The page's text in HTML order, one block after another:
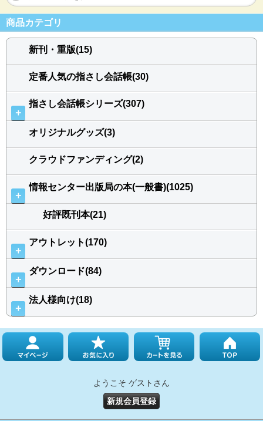
商品カテゴリ
新刊・重版(15)
定番人気の指さし会話帳(30)
＋
指さし会話帳シリーズ(307)
オリジナルグッズ(3)
クラウドファンディング(2)
＋
情報センター出版局の本(一般書)(1025)
好評既刊本(21)
＋
アウトレット(170)
＋
ダウンロード(84)
＋
法人様向け(18)
ようこそ ゲストさん
新規会員登録